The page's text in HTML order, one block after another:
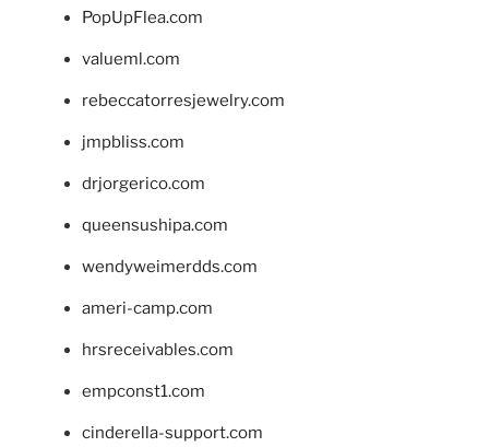
PopUpFlea.com
valueml.com
rebeccatorresjewelry.com
jmpbliss.com
drjorgerico.com
queensushipa.com
wendyweimerdds.com
ameri-camp.com
hrsreceivables.com
empconst1.com
cinderella-support.com